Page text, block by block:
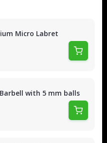
Micro Labret
with 5 mm balls